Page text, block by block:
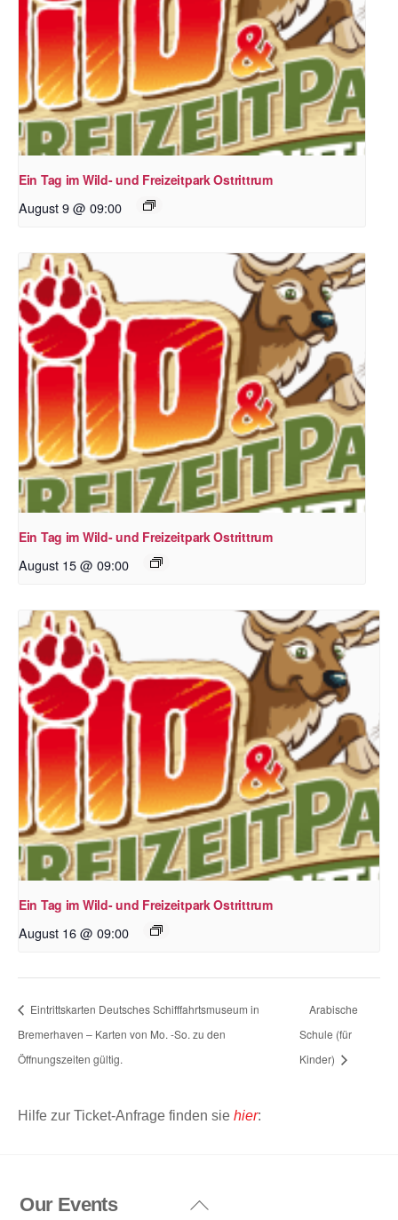
Ein Tag im Wild- und Freizeitpark Ostrittrum
August 9 @ 09:00
Ein Tag im Wild- und Freizeitpark Ostrittrum
August 15 @ 09:00
Ein Tag im Wild- und Freizeitpark Ostrittrum
August 16 @ 09:00
Eintrittskarten Deutsches Schifffahrtsmuseum in
Bremerhaven – Karten von Mo. -So. zu den
Öffnungszeiten gültig.
Arabische
Schule (für
Kinder)
Hilfe zur Ticket-Anfrage finden sie hier:
Back
Our Events